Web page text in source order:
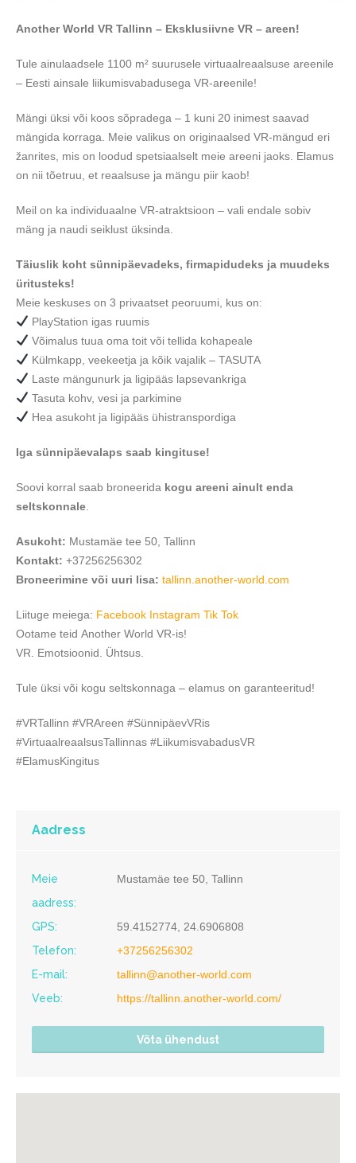
Another World VR Tallinn – Eksklusiivne VR – areen!
Tule ainulaadsele 1100 m² suurusele virtuaalreaalsuse areenile
– Eesti ainsale liikumisvabadusega VR-areenile!
Mängi üksi või koos sõpradega – 1 kuni 20 inimest saavad
mängida korraga. Meie valikus on originaalsed VR-mängud eri
žanrites, mis on loodud spetsiaalselt meie areeni jaoks. Elamus
on nii tõetruu, et reaalsuse ja mängu piir kaob!
Meil on ka individuaalne VR-atraktsioon – vali endale sobiv
mäng ja naudi seiklust üksinda.
Täiuslik koht sünnipäevadeks, firmapidudeks ja muudeks
üritusteks!
Meie keskuses on 3 privaatset peoruumi, kus on:
PlayStation igas ruumis
Võimalus tuua oma toit või tellida kohapeale
Külmkapp, veekeetja ja kõik vajalik – TASUTA
Laste mängunurk ja ligipääs lapsevankriga
Tasuta kohv, vesi ja parkimine
Hea asukoht ja ligipääs ühistranspordiga
Iga sünnipäevalaps saab kingituse!
Soovi korral saab broneerida kogu areeni ainult enda
seltskonnale
Asukoht: Mustamäe tee 50, Tallinn
Kontakt: +37256256302
Broneerimine või uuri lisa: tallinn.another-world.com
Liituge meiega: Facebook Instagram Tik Tok
Ootame teid Another World VR-is!
VR. Emotsioonid. Ühtsus.
Tule üksi või kogu seltskonnaga – elamus on garanteeritud!
#VRTallinn #VRAreen #SünnipäevVRis
#VirtuaalreaalsusTallinnas #LiikumisvabadusVR
#ElamusKingitus
Aadress
Meie
aadress:
Mustamäe tee 50, Tallinn
GPS:
59.4152774, 24.6906808
Telefon:
+37256256302
E-mail:
tallinn@another-world.com
Veeb:
https://tallinn.another-world.com/
Võta ühendust